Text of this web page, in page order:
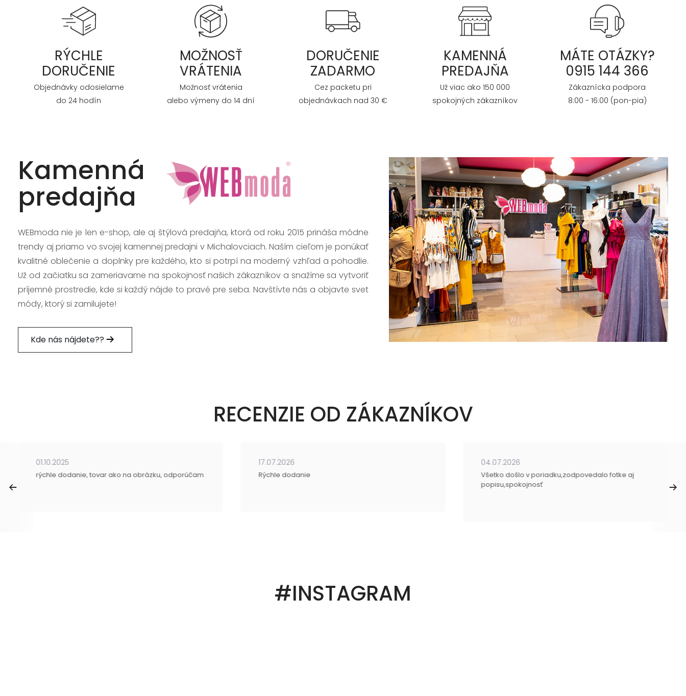
RÝCHLE
DORUČENIE
Objednávky odosielame
do 24 hodín
MOŽNOSŤ
VRÁTENIA
Možnosť vrátenia
alebo výmeny do 14 dní
DORUČENIE
ZADARMO
Cez packetu pri
objednávkach nad 30 €
KAMENNÁ
PREDAJŇA
Už viac ako 150 000
spokojných zákazníkov
MÁTE OTÁZKY?
0915 144 366
Zákaznícka podpora
8:00 - 16:00 (pon-pia)
Kamenná
predajňa
WEBmoda nie je len e-shop, ale aj štýlová predajňa, ktorá od roku 2015 prináša módne
trendy aj priamo vo svojej kamennej predajni v Michalovciach. Naším cieľom je ponúkať
kvalitné oblečenie a doplnky pre každého, kto si potrpí na moderný vzhľad a pohodlie.
Už od začiatku sa zameriavame na spokojnosť našich zákazníkov a snažíme sa vytvoriť
príjemné prostredie, kde si každý nájde to pravé pre seba. Navštívte nás a objavte svet
módy, ktorý si zamilujete!
Kde nás nájdete??
RECENZIE OD ZÁKAZNÍKOV
01.10.2025
rýchle dodanie, tovar ako na obrázku, odporúčam
17.07.2026
Rýchle dodanie
04.07.2026
Všetko došlo v poriadku,zodpovedalo fotke aj
popisu,spokojnosť
#INSTAGRAM